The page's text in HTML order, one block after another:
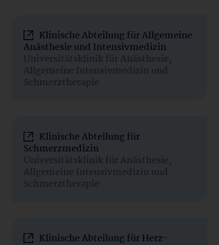
Klinische Abteilung für Allgemeine
Anästhesie und Intensivmedizin
Universitätsklinik für Anästhesie,
Allgemeine Intensivmedizin und
Schmerztherapie
Klinische Abteilung für
Schmerzmedizin
Universitätsklinik für Anästhesie,
Allgemeine Intensivmedizin und
Schmerztherapie
Klinische Abteilung für Herz-